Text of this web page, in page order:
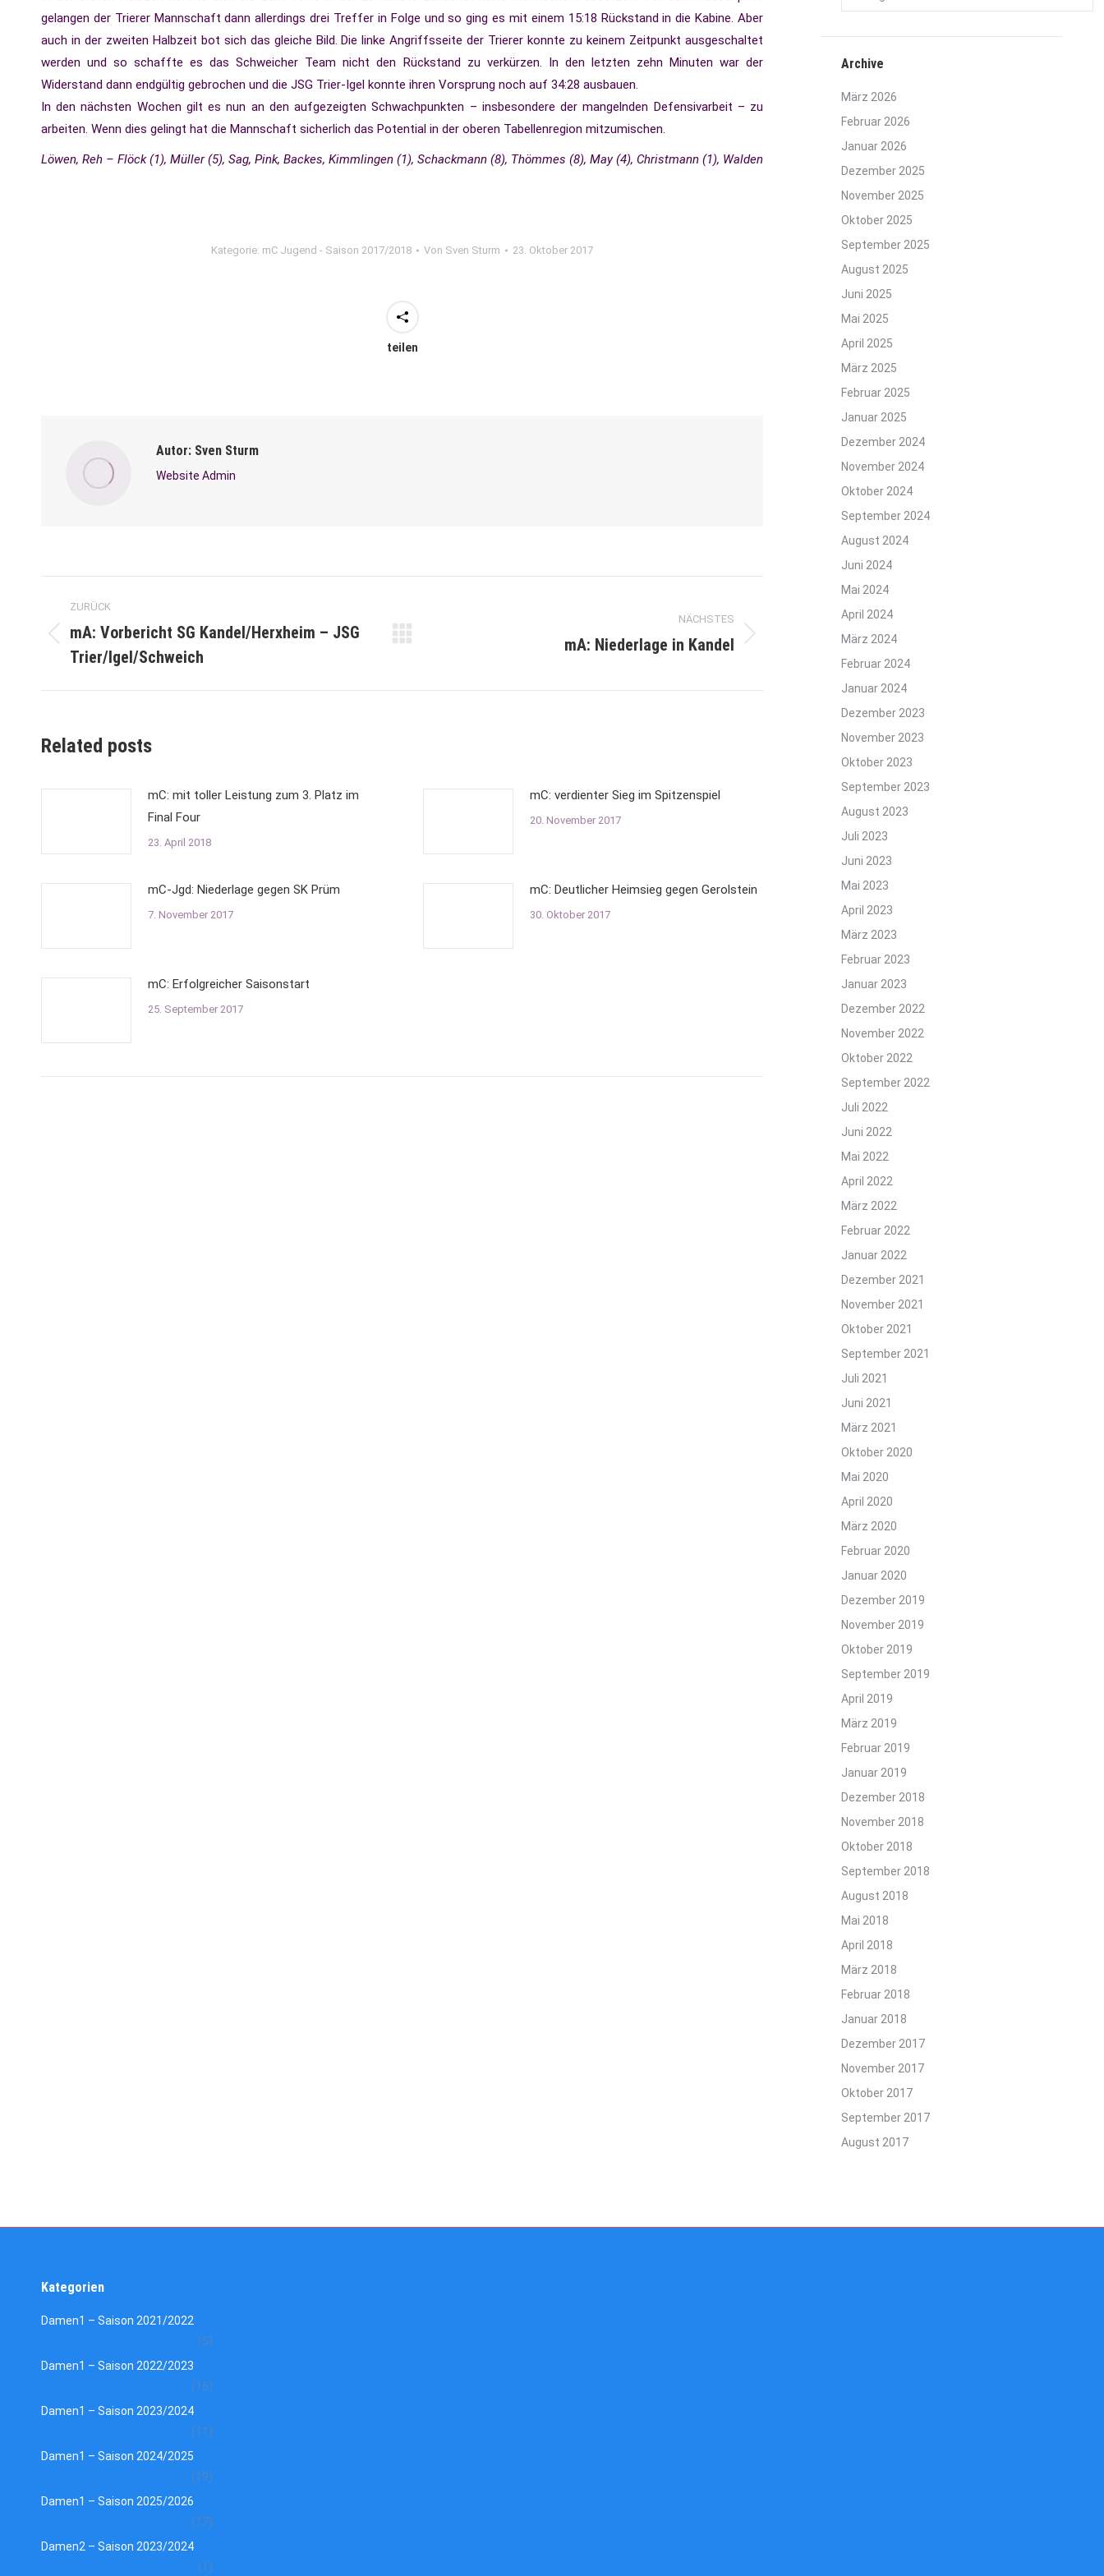
gelangen der Trierer Mannschaft dann allerdings drei Treffer in Folge und so ging es mit einem 15:18 Rückstand in die Kabine. Aber
auch in der zweiten Halbzeit bot sich das gleiche Bild. Die linke Angriffsseite der Trierer konnte zu keinem Zeitpunkt ausgeschaltet
werden und so schaffte es das Schweicher Team nicht den Rückstand zu verkürzen. In den letzten zehn Minuten war der
Widerstand dann endgültig gebrochen und die JSG Trier-Igel konnte ihren Vorsprung noch auf 34:28 ausbauen.
In den nächsten Wochen gilt es nun an den aufgezeigten Schwachpunkten – insbesondere der mangelnden Defensivarbeit – zu
arbeiten. Wenn dies gelingt hat die Mannschaft sicherlich das Potential in der oberen Tabellenregion mitzumischen.
Löwen, Reh – Flöck (1), Müller (5), Sag, Pink, Backes, Kimmlingen (1), Schackmann (8), Thömmes (8), May (4), Christmann (1), Walden
Kategorie: mC Jugend - Saison 2017/2018 Von Sven Sturm 23. Oktober 2017
teilen
Autor: Sven Sturm
Website Admin
Kommentarnavigation
ZURÜCK
Beitrag:
mA: Vorbericht SG Kandel/Herxheim – JSG
Trier/Igel/Schweich
NÄCHSTES
mA: Niederlage in Kandel
Related posts
mC: mit toller Leistung zum 3. Platz im
Final Four
23. April 2018
mC: verdienter Sieg im Spitzenspiel
20. November 2017
mC-Jgd: Niederlage gegen SK Prüm
7. November 2017
mC: Deutlicher Heimsieg gegen Gerolstein
30. Oktober 2017
mC: Erfolgreicher Saisonstart
25. September 2017
Archive
März 2026
Februar 2026
Januar 2026
Dezember 2025
November 2025
Oktober 2025
September 2025
August 2025
Juni 2025
Mai 2025
April 2025
März 2025
Februar 2025
Januar 2025
Dezember 2024
November 2024
Oktober 2024
September 2024
August 2024
Juni 2024
Mai 2024
April 2024
März 2024
Februar 2024
Januar 2024
Dezember 2023
November 2023
Oktober 2023
September 2023
August 2023
Juli 2023
Juni 2023
Mai 2023
April 2023
März 2023
Februar 2023
Januar 2023
Dezember 2022
November 2022
Oktober 2022
September 2022
Juli 2022
Juni 2022
Mai 2022
April 2022
März 2022
Februar 2022
Januar 2022
Dezember 2021
November 2021
Oktober 2021
September 2021
Juli 2021
Juni 2021
März 2021
Oktober 2020
Mai 2020
April 2020
März 2020
Februar 2020
Januar 2020
Dezember 2019
November 2019
Oktober 2019
September 2019
April 2019
März 2019
Februar 2019
Januar 2019
Dezember 2018
November 2018
Oktober 2018
September 2018
August 2018
Mai 2018
April 2018
März 2018
Februar 2018
Januar 2018
Dezember 2017
November 2017
Oktober 2017
September 2017
August 2017
Kategorien
Damen1 – Saison 2021/2022
(5)
Damen1 – Saison 2022/2023
(16)
Damen1 – Saison 2023/2024
(11)
Damen1 – Saison 2024/2025
(19)
Damen1 – Saison 2025/2026
(17)
Damen2 – Saison 2023/2024
(1)